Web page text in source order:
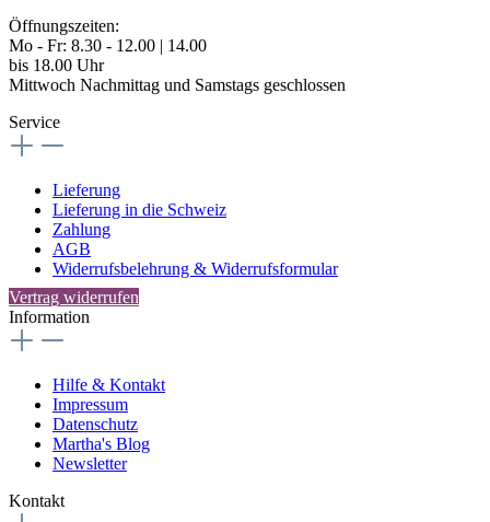
Öffnungszeiten:
Mo - Fr: 8.30 - 12.00 | 14.00
bis 18.00 Uhr
Mittwoch Nachmittag und Samstags geschlossen
Service
Lieferung
Lieferung in die Schweiz
Zahlung
AGB
Widerrufsbelehrung & Widerrufsformular
Vertrag widerrufen
Information
Hilfe & Kontakt
Impressum
Datenschutz
Martha's Blog
Newsletter
Kontakt